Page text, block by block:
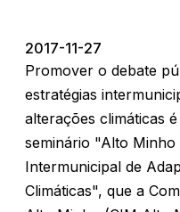
2017-11-27
Promover o debate
estratégias
alterações climáticas
seminário "Alto Minho
Intermunicipal de
Climáticas", que a